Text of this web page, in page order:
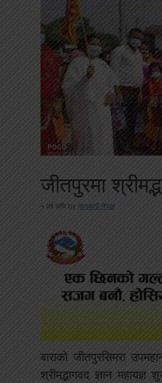
जीतपुरमा
५ वर्ष अघि by जानकारी नेपाल
बाराको जीतपुरसिमरा
श्रीमद्भागवद ज्ञान